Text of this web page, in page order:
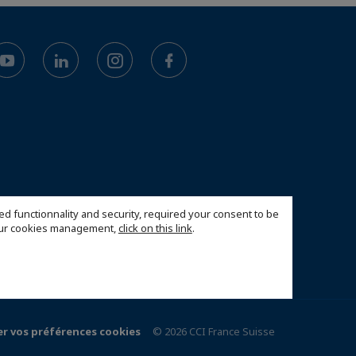
functionnality and security, required your consent to be
cookies management,click on this link.
vos préférences cookies © 2026 CCI France Suisse